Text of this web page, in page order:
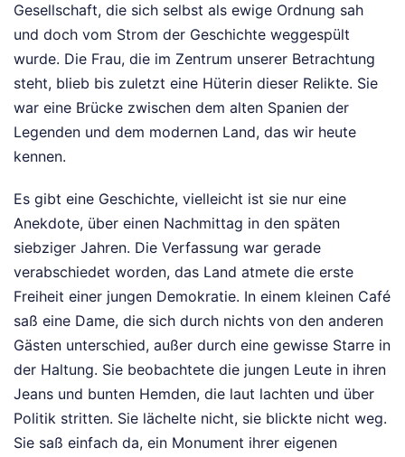
Gesellschaft, die sich selbst als ewige Ordnung sah
und doch vom Strom der Geschichte weggespült
wurde. Die Frau, die im Zentrum unserer Betrachtung
steht, blieb bis zuletzt eine Hüterin dieser Relikte. Sie
war eine Brücke zwischen dem alten Spanien der
Legenden und dem modernen Land, das wir heute
kennen.
Es gibt eine Geschichte, vielleicht ist sie nur eine
Anekdote, über einen Nachmittag in den späten
siebziger Jahren. Die Verfassung war gerade
verabschiedet worden, das Land atmete die erste
Freiheit einer jungen Demokratie. In einem kleinen Café
saß eine Dame, die sich durch nichts von den anderen
Gästen unterschied, außer durch eine gewisse Starre in
der Haltung. Sie beobachtete die jungen Leute in ihren
Jeans und bunten Hemden, die laut lachten und über
Politik stritten. Sie lächelte nicht, sie blickte nicht weg.
Sie saß einfach da, ein Monument ihrer eigenen